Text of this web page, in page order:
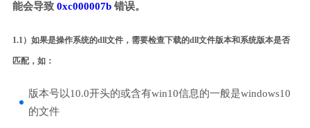
能会导致 0xc000007b错误。
1.1）如果是操作系统的dll文件，需要检查下载的dll文件版本和系统版本是否
匹配，如：
版本号以10.0开头的或含有win10信息的一般是windows10
的文件